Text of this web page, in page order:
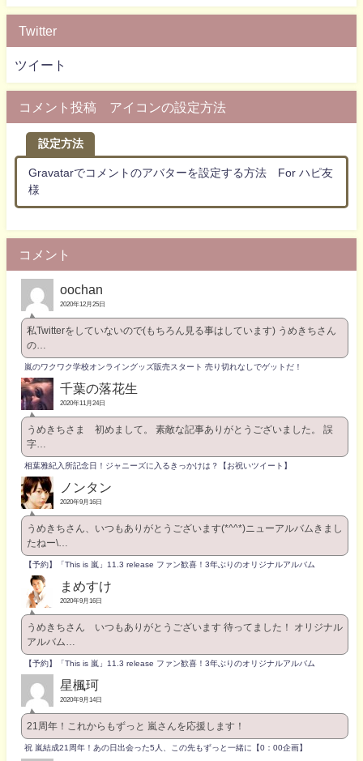
Twitter
ツイート
コメント投稿 アイコンの設定方法
設定方法
Gravatarでコメントのアバターを設定する方法 For ハピ友
様
コメント
oochan
2020年12月25日
私Twitterをしていないので(もちろん見る事はしています) うめきちさん
の…
嵐のワクワク学校オンライングッズ販売スタート 売り切れなしでゲットだ！
千葉の落花生
2020年11月24日
うめきちさま 初めまして。 素敵な記事ありがとうございました。 誤
字…
相葉雅紀入所記念日！ジャニーズに入るきっかけは？【お祝いツイート】
ノンタン
2020年9月16日
うめきちさん、いつもありがとうございます(*^^*)ニューアルバムきまし
たねー\…
【予約】「This is 嵐」11.3 release ファン歓喜！3年ぶりのオリジナルアルバム
まめすけ
2020年9月16日
うめきちさん いつもありがとうございます 待ってました！ オリジナル
アルバム…
【予約】「This is 嵐」11.3 release ファン歓喜！3年ぶりのオリジナルアルバム
星楓珂
2020年9月14日
21周年！これからもずっと 嵐さんを応援します！
祝 嵐結成21周年！あの日出会った5人、この先もずっと一緒に【0：00企画】